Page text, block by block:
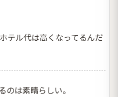
テル代は高くなってるんだ
は素晴らしい。